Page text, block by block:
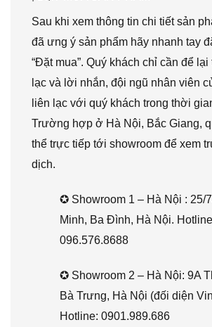
Sau khi xem thông tin chi tiết sản
đã ưng ý sản phẩm hãy nhanh tay
“Đặt mua”. Quý khách chỉ cần để
lạc và lời nhắn, đội ngũ nhân viên
liên lạc với quý khách trong thời
Trường hợp ở Hà Nội, Bắc Giang,
thể trực tiếp tới showroom để xem
dịch.
✪ Showroom 1 – Hà Nội : 25/
Minh, Ba Đình, Hà Nội.
096.576.8688
✪ Showroom 2 – Hà Nội: 9A
Bà Trưng, Hà Nội (đối diện
Hotline: 0901.989.686